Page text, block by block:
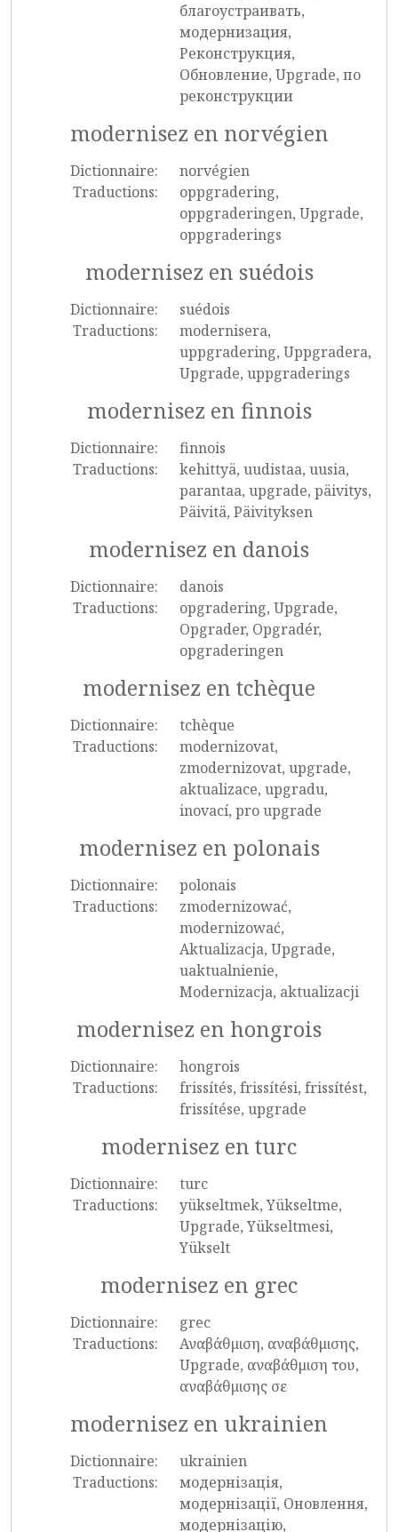
благоустраивать,
модернизация,
Реконструкция,
Обновление, Upgrade, по
реконструкции
modernisez en norvégien
Dictionnaire:
norvégien
Traductions:
oppgradering,
oppgraderingen, Upgrade,
oppgraderings
modernisez en suédois
Dictionnaire:
suédois
Traductions:
modernisera,
uppgradering, Uppgradera,
Upgrade, uppgraderings
modernisez en finnois
Dictionnaire:
finnois
Traductions:
kehittyä, uudistaa, uusia,
parantaa, upgrade, päivitys,
Päivitä, Päivityksen
modernisez en danois
Dictionnaire:
danois
Traductions:
opgradering, Upgrade,
Opgrader, Opgradér,
opgraderingen
modernisez en tchèque
Dictionnaire:
tchèque
Traductions:
modernizovat,
zmodernizovat, upgrade,
aktualizace, upgradu,
inovací, pro upgrade
modernisez en polonais
Dictionnaire:
polonais
Traductions:
zmodernizować,
modernizować,
Aktualizacja, Upgrade,
uaktualnienie,
Modernizacja, aktualizacji
modernisez en hongrois
Dictionnaire:
hongrois
Traductions:
frissítés, frissítési, frissítést,
frissítése, upgrade
modernisez en turc
Dictionnaire:
turc
Traductions:
yükseltmek, Yükseltme,
Upgrade, Yükseltmesi,
Yükselt
modernisez en grec
Dictionnaire:
grec
Traductions:
Αναβάθμιση, αναβάθμισης,
Upgrade, αναβάθμιση του,
αναβάθμισης σε
modernisez en ukrainien
Dictionnaire:
ukrainien
Traductions:
модернізація,
модернізації, Оновлення,
модернізацію,